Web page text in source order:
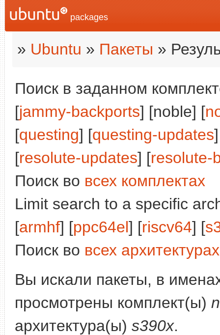
packages
» Ubuntu » Пакеты »
Поиск в заданном
[jammy-backports] [noble] [
[questing] [questing-updates
[resolute-updates] [resolute-
Поиск во всех комплектах
Limit search to a specific
[armhf] [ppc64el] [riscv64] [
Поиск во всех архитектурах
Вы искали пакеты, в
просмотрены комплект(ы)
архитектура(ы) s390x.